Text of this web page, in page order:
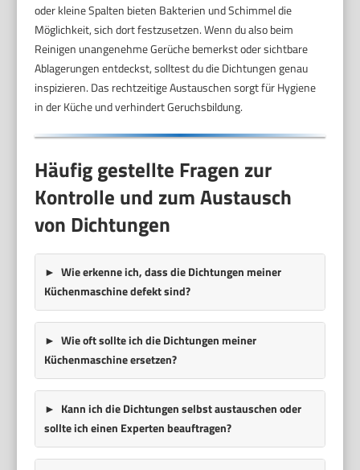
oder kleine Spalten bieten Bakterien und Schimmel die
Möglichkeit, sich dort festzusetzen. Wenn du also beim
Reinigen unangenehme Gerüche bemerkst oder sichtbare
Ablagerungen entdeckst, solltest du die Dichtungen genau
inspizieren. Das rechtzeitige Austauschen sorgt für Hygiene
in der Küche und verhindert Geruchsbildung.
Häufig gestellte Fragen zur
Kontrolle und zum Austausch
von Dichtungen
Wie erkenne ich, dass die Dichtungen meiner
Küchenmaschine defekt sind?
Wie oft sollte ich die Dichtungen meiner
Küchenmaschine ersetzen?
Kann ich die Dichtungen selbst austauschen oder
sollte ich einen Experten beauftragen?